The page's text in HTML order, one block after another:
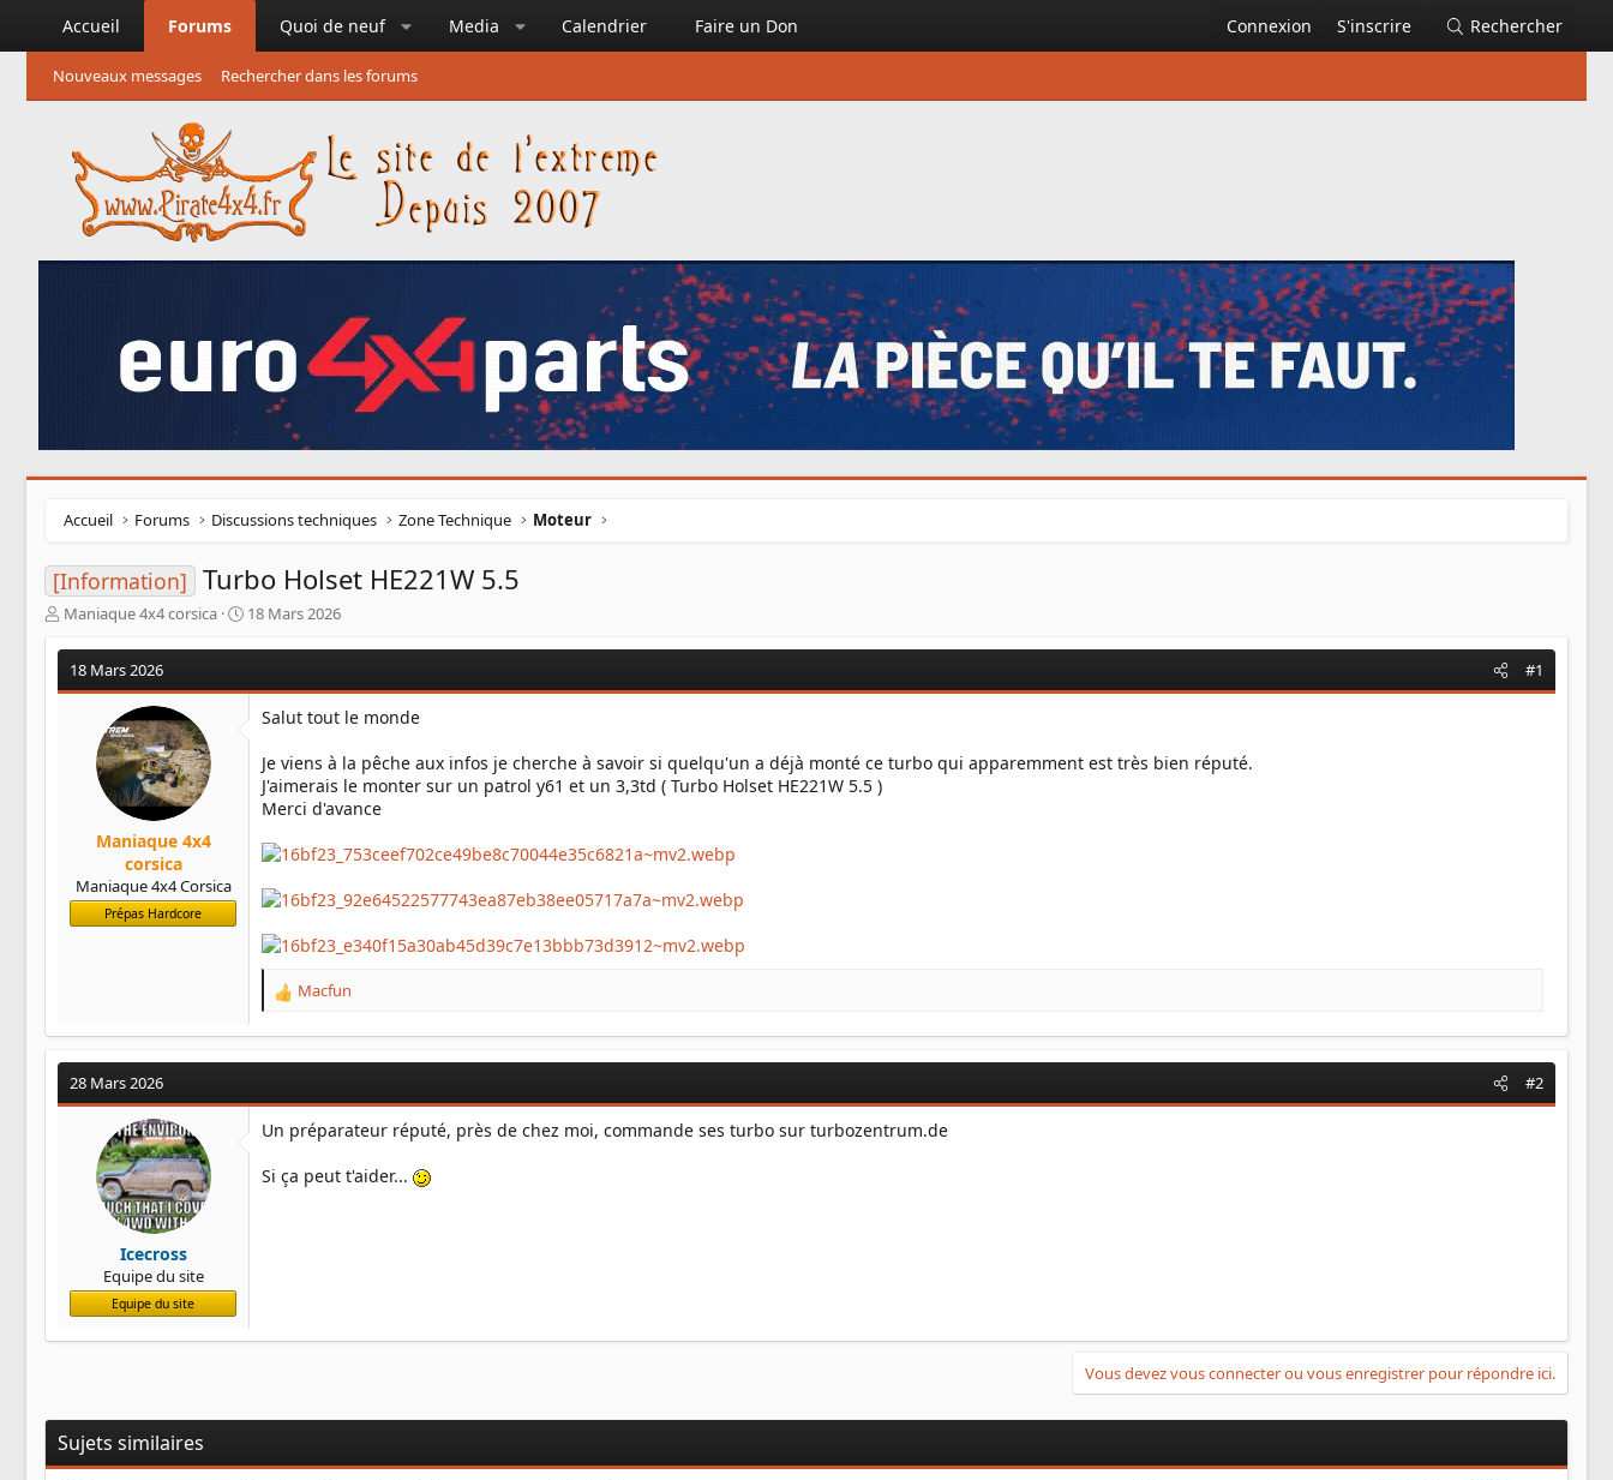
Accueil Forums Quoi de neuf Media Calendrier Faire un Don Connexion S'inscrire Rechercher
Nouveaux messages Rechercher dans les forums
Accueil Forums Discussions techniques Zone Technique Moteur
[Information] Turbo Holset HE221W 5.5
A
t
u
u
Maniaque 4x4 corsica
D
t
d
e
d
18 Mars 2026
18 Mars 2026 #1
Maniaque 4x4
corsica
Maniaque 4x4 Corsica
Prépas Hardcore
Salut tout le monde
Je viens à la pêche aux infos je cherche à savoir si quelqu'un a déjà monté ce turbo qui apparemment est très bien réputé.
J'aimerais le monter sur un patrol y61 et un 3,3td ( Turbo Holset HE221W 5.5 )
Merci d'avance
R
a
c
i
o
s
Macfun
28 Mars 2026 #2
Icecross
Equipe du site
Equipe du site
Un préparateur réputé, près de chez moi, commande ses turbo sur turbozentrum.de
Si ça peut t'aider...
Vous devez vous connecter ou vous enregistrer pour répondre ici.
Sujets similaires